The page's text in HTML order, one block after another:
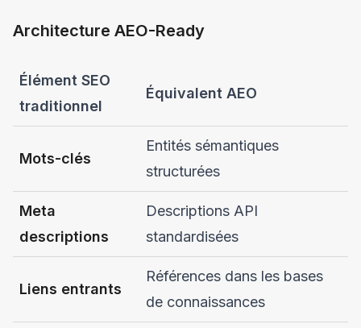
Architecture AEO-Ready
Élément SEO
traditionnel
Équivalent AEO
Mots-clés
Entités sémantiques
structurées
Meta
descriptions
Descriptions API
standardisées
Liens entrants
Références dans les bases
de connaissances